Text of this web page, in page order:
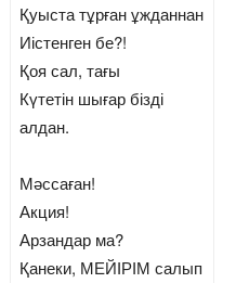
Қуыста тұрған ұжданнан
Иістенген бе?!
Қоя сал, тағы
Күтетін шығар бізді
алдан.
Мәссаған!
Акция!
Арзандар ма?
Қанеки, МЕЙІРІМ салып